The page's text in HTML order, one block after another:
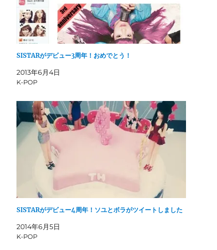
SISTARがデビュー3周年！おめでとう！
2013年6月4日
K-POP
SISTARがデビュー4周年！ソユとボラがツイートしました
2014年6月5日
K-POP